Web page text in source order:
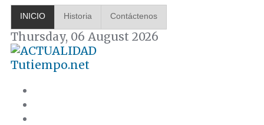
INICIO Historia Contáctenos
Thursday, 06 August 2026
Tutiempo.net